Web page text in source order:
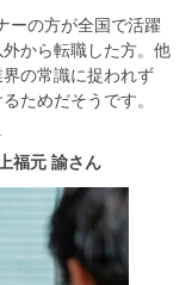
ーの方が全国で活躍
から転職した方。他
の常識に捉われず
ためだそうです。
福元 諭さん